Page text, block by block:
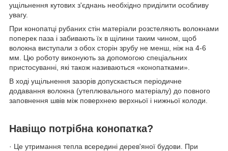
ущільнення кутових з'єднань необхідно приділити особливу
увагу.
При конопатці рубаних стін матеріали розстеляють волокнами
поперек паза і забивають їх в щілини таким чином, щоб
волокна виступали з обох сторін зрубу не менш, ніж на 4-6
мм. Цю роботу виконують за допомогою спеціальних
пристосуванні, які також називаються «конопатками».
В ході ущільнення зазорів допускається періодичне
додавання волокна (утеплювального матеріалу) до повного
заповнення швів між поверхнею верхньої і нижньої колоди.
Навіщо потрібна конопатка?
· Це утримання тепла всередині дерев'яної будови. При